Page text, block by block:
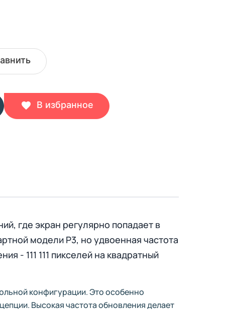
В избранное
где экран регулярно попадает в
модели P3, но удвоенная частота
- 111 111 пикселей на квадратный
конфигурации. Это особенно
Высокая частота обновления делает